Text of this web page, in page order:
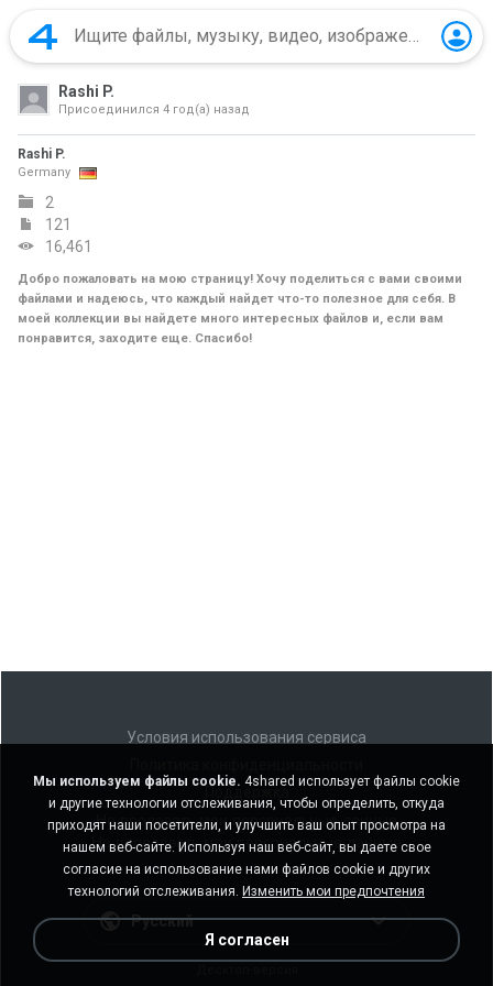
Rashi P.
Присоединился 4 год(а) назад
Rashi P.
Germany
2
121
16,461
Добро пожаловать на мою страницу! Хочу поделиться с вами своими
файлами и надеюсь, что каждый найдет что-то полезное для себя. В
моей коллекции вы найдете много интересных файлов и, если вам
понравится, заходите еще. Спасибо!
Условия использования сервиса
Не продавать мои персональные данные
Не передавать мои персональные данные
Русский
Мы используем файлы cookie. 4shared использует файлы cookie
и другие технологии отслеживания, чтобы определить, откуда
приходят наши посетители, и улучшить ваш опыт просмотра на
нашем веб-сайте. Используя наш веб-сайт, вы даете свое
согласие на использование нами файлов cookie и других
технологий отслеживания. Изменить мои предпочтения
Я согласен